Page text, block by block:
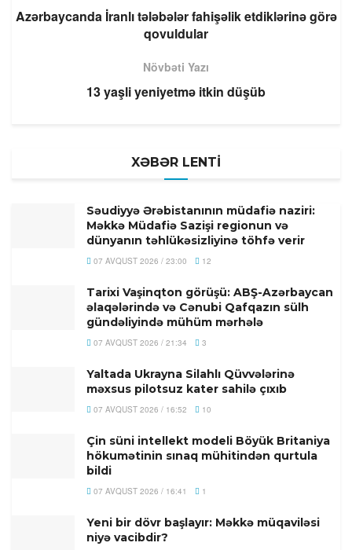
Azərbaycanda İranlı tələbələr fahişəlik etdiklərinə görə
qovuldular
Növbəti Yazı
13 yaşli yeniyetmə itkin düşüb
XƏBƏR LENTİ
Səudiyyə Ərəbistanının müdafiə naziri:
Məkkə Müdafiə Sazişi regionun və
dünyanın təhlükəsizliyinə töhfə verir
07 AVQUST 2026 / 23:00 12
Tarixi Vaşinqton görüşü: ABŞ-Azərbaycan
əlaqələrində və Cənubi Qafqazın sülh
gündəliyində mühüm mərhələ
07 AVQUST 2026 / 21:34 3
Yaltada Ukrayna Silahlı Qüvvələrinə
məxsus pilotsuz kater sahilə çıxıb
07 AVQUST 2026 / 16:52 10
Çin süni intellekt modeli Böyük Britaniya
hökumətinin sınaq mühitindən qurtula
bildi
07 AVQUST 2026 / 16:41 1
Yeni bir dövr başlayır: Məkkə müqaviləsi
niyə vacibdir?